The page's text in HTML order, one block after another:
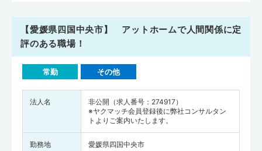
【愛媛県四国中央市】 アットホームで人間関係に定
評のある職場！
常勤 その他
法人名
非公開（求人番号：274917）
※ヤクマッチ会員登録後に弊社コンサルタン
トよりご案内いたします。
勤務地 愛媛県四国中央市